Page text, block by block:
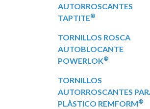
AUTORROSCANTES
TAPTITE®
TORNILLOS ROSCA
AUTOBLOCANTE
POWERLOK®
TORNILLOS
AUTORROSCANTES
PLÁSTICO REMFORM®